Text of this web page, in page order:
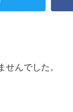
せんでした。